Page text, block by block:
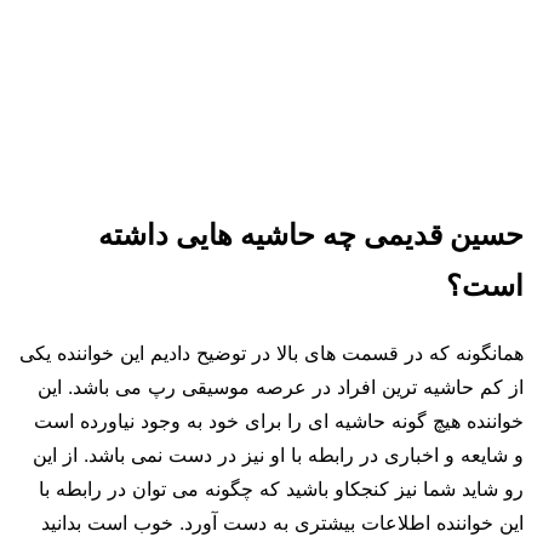
حسین قدیمی چه حاشیه هایی داشته
است؟
همانگونه که در قسمت‌ های بالا در توضیح دادیم این خواننده یکی
از کم حاشیه ترین افراد در عرصه موسیقی رپ می باشد. این
خواننده هیچ گونه حاشیه‌ ای را برای خود به وجود نیاورده است
و شایعه و اخباری در رابطه با او نیز در دست نمی باشد. از این
رو شاید شما نیز کنجکاو باشید که چگونه می توان در رابطه با
این خواننده اطلاعات بیشتری به دست آورد. خوب است بدانید